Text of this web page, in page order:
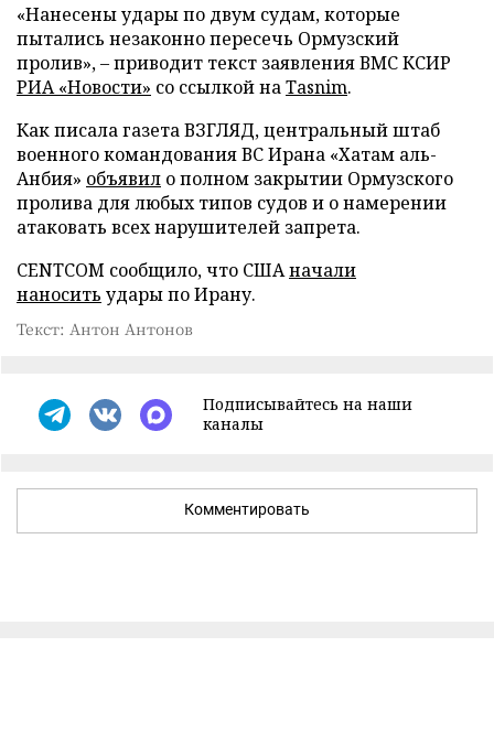
«Нанесены удары по двум судам, которые
пытались незаконно пересечь Ормузский
пролив», – приводит текст заявления ВМС КСИР
РИА «Новости» со ссылкой наTasnim.
Как писала газета ВЗГЛЯД, центральный штаб
военного командования ВС Ирана «Хатам аль-
Анбия» объявил о полном закрытии Ормузского
пролива для любых типов судов и о намерении
атаковать всех нарушителей запрета.
CENTCOM сообщило, что СШАначали
наносить удары по Ирану.
Текст: Антон Антонов
Подписывайтесь на наши
каналы
Комментировать